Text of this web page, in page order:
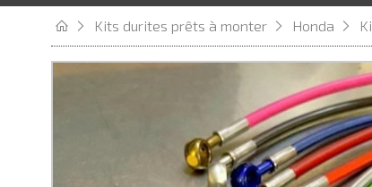
Kits durites prêts à monter Honda